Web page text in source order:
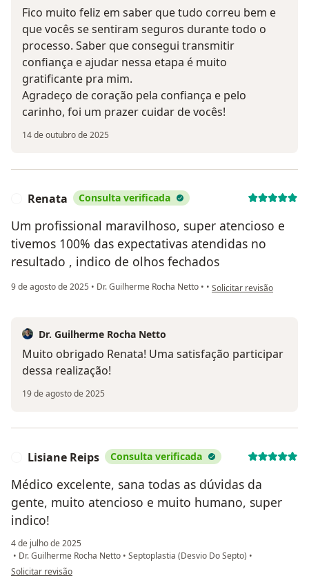
Fico muito feliz em saber que tudo correu bem e
que vocês se sentiram seguros durante todo o
processo. Saber que consegui transmitir
confiança e ajudar nessa etapa é muito
gratificante pra mim.
Agradeço de coração pela confiança e pelo
carinho, foi um prazer cuidar de vocês!
14 de outubro de 2025
Renata Consulta verificada
Um profissional maravilhoso, super atencioso e
tivemos 100% das expectativas atendidas no
resultado , indico de olhos fechados
9 de agosto de 2025 • Dr. Guilherme Rocha Netto • • na opinião do utilizador
Solicitar revisão
Dr. Guilherme Rocha Netto
Muito obrigado Renata! Uma satisfação participar
dessa realização!
19 de agosto de 2025
Lisiane Reips Consulta verificada
Médico excelente, sana todas as dúvidas da
gente, muito atencioso e muito humano, super
indico!
4 de julho de 2025
• Dr. Guilherme Rocha Netto • Septoplastia (Desvio Do Septo) •
na opinião do utilizador Lisiane Reips
Solicitar revisão